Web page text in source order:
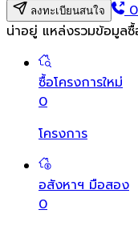
ลงทะเบียนสนใจ
น่าอยู่ แหล่งรวมข้อมูล
ซื้อโครงการใหม่
0
โครงการ
อสังหาฯ มือสอง
0